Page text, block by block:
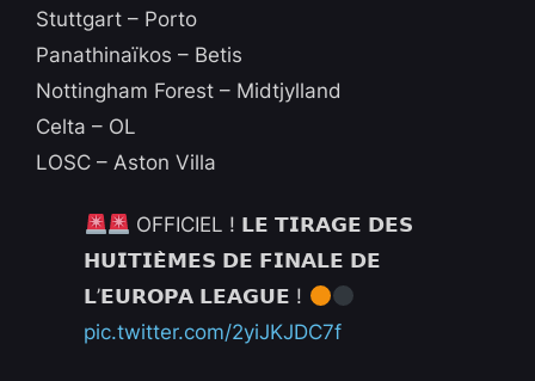
Stuttgart – Porto
Panathinaïkos – Betis
Nottingham Forest – Midtjylland
Celta – OL
LOSC – Aston Villa
OFFICIEL ! 𝗟𝗘 𝗧𝗜𝗥𝗔𝗚𝗘 𝗗𝗘𝗦
𝗛𝗨𝗜𝗧𝗜𝗘̀𝗠𝗘𝗦 𝗗𝗘 𝗙𝗜𝗡𝗔𝗟𝗘 𝗗𝗘
𝗟’𝗘𝗨𝗥𝗢𝗣𝗔 𝗟𝗘𝗔𝗚𝗨𝗘 !
pic.twitter.com/2yiJKJDC7f